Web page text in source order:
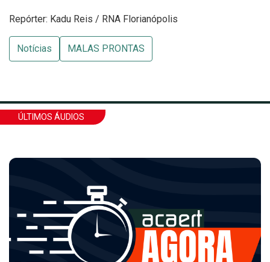
Repórter: Kadu Reis / RNA Florianópolis
Notícias MALAS PRONTAS
ÚLTIMOS ÁUDIOS